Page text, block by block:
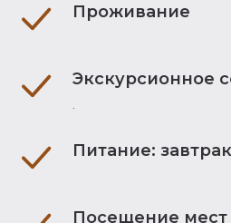
Проживание
Экскурсионное
.
Питание:
Посещение